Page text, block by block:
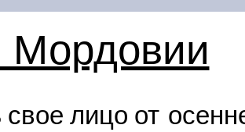
Мордовии
лицо от